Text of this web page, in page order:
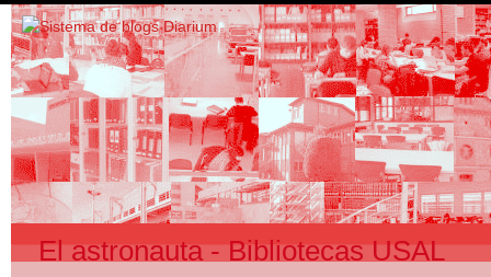
El astronauta - Bibliotecas USAL